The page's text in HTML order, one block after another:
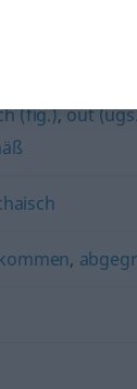
(fig.),out
,